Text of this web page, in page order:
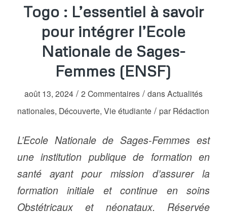
Togo : L’essentiel à savoir
pour intégrer l’Ecole
Nationale de Sages-
Femmes (ENSF)
août 13, 2024 / 2 Commentaires / dansActualités
nationales, Découverte,Vie étudiante / par Rédaction
L’Ecole Nationale de Sages-Femmes est
une institution publique de formation en
santé ayant pour mission d’assurer la
formation initiale et continue en soins
Obstétricaux et néonataux. Réservée